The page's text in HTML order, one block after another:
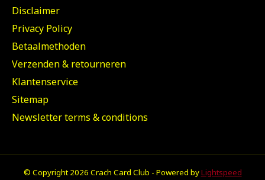
Disclaimer
Privacy Policy
Betaalmethoden
Verzenden & retourneren
Klantenservice
Sitemap
Newsletter terms & conditions
© Copyright 2026 Crach Card Club - Powered byLightspeed